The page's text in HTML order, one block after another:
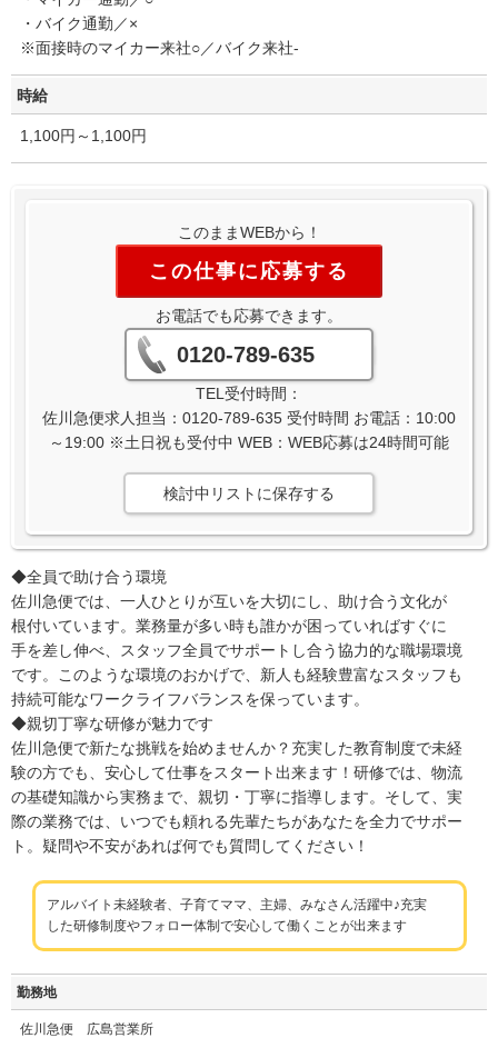
・バイク通勤／×
※面接時のマイカー来社○／バイク来社-
時給
1,100円～1,100円
このままWEBから！
この仕事に応募する
お電話でも応募できます。
0120-789-635
TEL受付時間：
佐川急便求人担当：0120-789-635 受付時間 お電話：10:00
～19:00 ※土日祝も受付中 WEB：WEB応募は24時間可能
検討中リストに保存する
◆全員で助け合う環境
佐川急便では、一人ひとりが互いを大切にし、助け合う文化が
根付いています。業務量が多い時も誰かが困っていればすぐに
手を差し伸べ、スタッフ全員でサポートし合う協力的な職場環境
です。このような環境のおかげで、新人も経験豊富なスタッフも
持続可能なワークライフバランスを保っています。
◆親切丁寧な研修が魅力です
佐川急便で新たな挑戦を始めませんか？充実した教育制度で未経
験の方でも、安心して仕事をスタート出来ます！研修では、物流
の基礎知識から実務まで、親切・丁寧に指導します。そして、実
際の業務では、いつでも頼れる先輩たちがあなたを全力でサポー
ト。疑問や不安があれば何でも質問してください！
アルバイト未経験者、子育てママ、主婦、みなさん活躍中♪充実
した研修制度やフォロー体制で安心して働くことが出来ます
勤務地
佐川急便 広島営業所